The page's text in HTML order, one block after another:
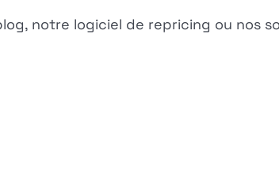
notre logiciel de repricing ou nos